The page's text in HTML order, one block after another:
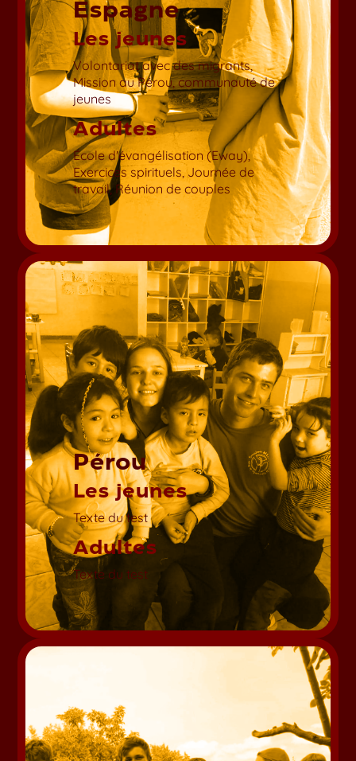
Espagne
Les jeunes
Volontariat avec des migrants,
Mission au Pérou, communauté de
jeunes
Adultes
École d'évangélisation (Eway),
Exercices spirituels, Journée de
travail, Réunion de couples
Pérou
Les jeunes
Texte du test
Adultes
Texte du test